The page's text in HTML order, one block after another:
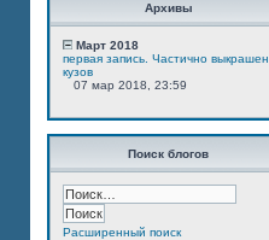
Архивы
Март 2018
первая запись. Частично выкрашен
кузов
07 мар 2018, 23:59
Поиск блогов
Расширенный поиск